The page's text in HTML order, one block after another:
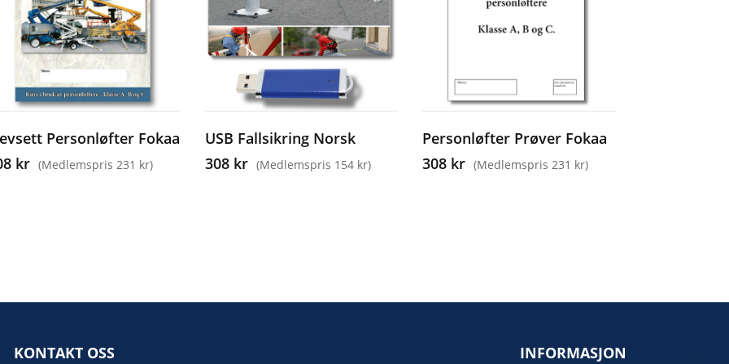
Personløfter Fokaa
kr (Medlemspris 231 kr)
USB Fallsikring Norsk
308 kr (Medlemspris 154 kr)
Personløfter Prøver Fokaa
308 kr (Medlemspris 231 kr)
KONTAKT OSS INFORMASJON